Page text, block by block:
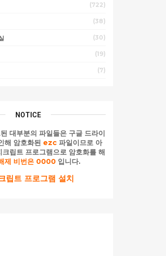
(722)
(38)
(30)
(19)
(7)
NOTICE
대부분의 파일들은 구글 드라이
해 암호화된 ezc 파일이므로 아
립트 프로그램으로 암호화를 해
제 비번은 0000 입니다.
립트 프로그램 설치